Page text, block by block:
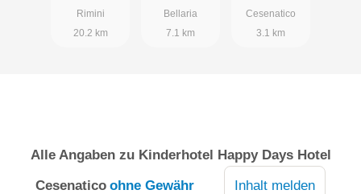
Rimini
20.2 km
Bellaria
7.1 km
Cesenatico
3.1 km
Alle Angaben zu Kinderhotel Happy Days Hotel
Cesenatico ohne Gewähr Inhalt melden